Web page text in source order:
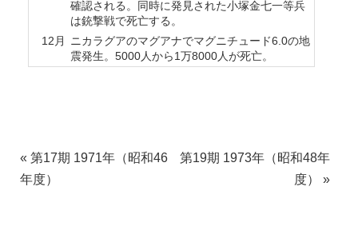
確認される。同時に発見された小塚金七一等兵
は銃撃戦で死亡する。
12月
ニカラグアのマグアナでマグニチュード6.0の地
震発生。5000人から1万8000人が死亡。
« 第17期 1971年（昭和46
年度）
第19期 1973年（昭和48年
度） »